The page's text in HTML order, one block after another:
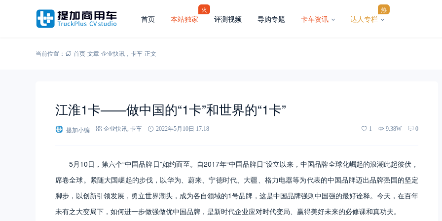
首页 本站独家
火
评测视频 导购专题 卡车资讯 达人专栏
热
当前位置： 首页-文章-企业快讯 ， 卡车-正文
江淮1卡——做中国的“1卡”和世界的“1卡”
提加小编 企业快讯 卡车 2022年5月10日 17:18 1 9.38W 0
5月10日，第六个“中国品牌日”如约而至。自2017年“中国品牌日”设立以来，中国品牌全球化崛起的浪潮此起彼伏，
席卷全球。紧随大国崛起的步伐，以华为、蔚来、宁德时代、大疆、格力电器等为代表的中国品牌迈出品牌强国的坚定
脚步，以创新引领发展，勇立世界潮头，成为各自领域的1号品牌，这是中国品牌强则中国强的最好诠释。今天，在百年
未有之大变局下，如何进一步做强做优中国品牌，是新时代企业应对时代变局、赢得美好未来的必修课和真功夫。